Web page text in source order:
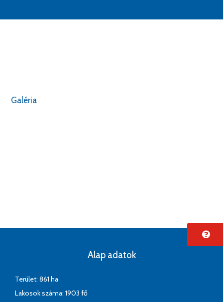
Galéria
Alap adatok
Terület: 861 ha
Lakosok száma: 1903 fő